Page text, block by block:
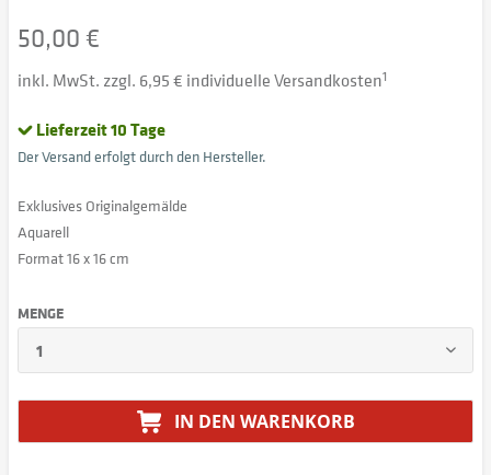
50,00 €
inkl. MwSt. zzgl. 6,95 € individuelle Versandkosten1
Lieferzeit 10 Tage
Der Versand erfolgt durch den Hersteller.
Exklusives Originalgemälde
Aquarell
Format 16 x 16 cm
MENGE
IN DEN WARENKORB